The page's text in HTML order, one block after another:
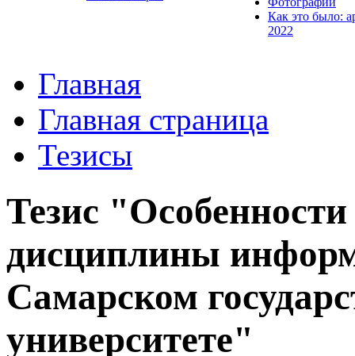
Как это было:
2022
Главная
Главная страница
Тезисы
Тезис
дисциплины
Самарском
университете"